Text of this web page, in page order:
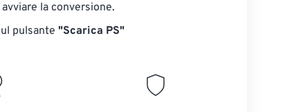
la conversione.
pulsante "Scarica PS"